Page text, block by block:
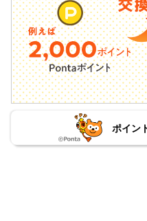
ポイン